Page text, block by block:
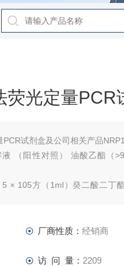
光定量PCR
试剂盒及公司相关产品
（阳性对照） 油酸乙酯（
× 105方（1ml）癸二酸二丁酯
厂商性质： 经销商
访 问 量： 2209